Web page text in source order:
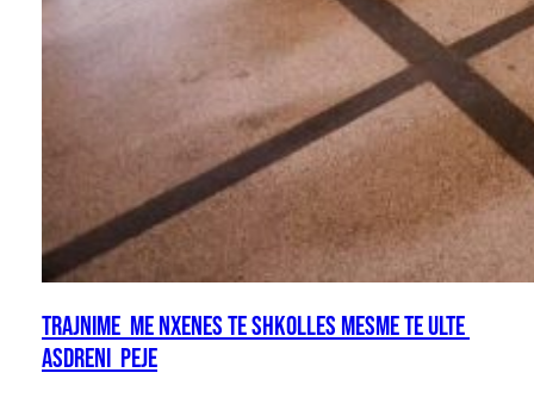
Trajnime me nxenes te shkolles mesme te ulte
ASDRENI Peje